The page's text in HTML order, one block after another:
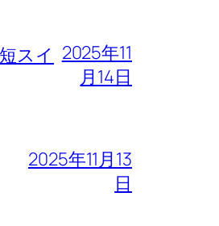
スイ 2025年11
月14日
2025年11月13
日